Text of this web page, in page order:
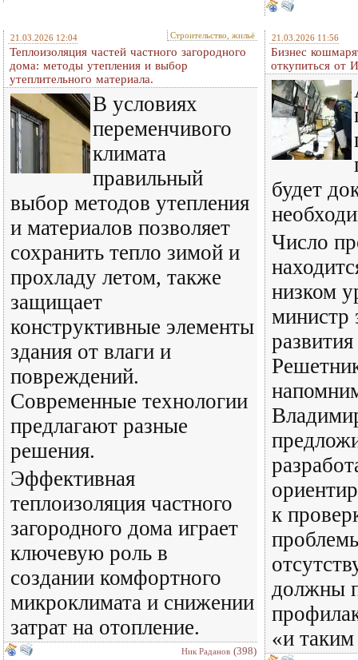
21.03.2026 12:04 Строительство, жильё
Теплоизоляция частей частного загородного
дома: методы утепления и выбор
утеплительного материала.
В условиях
переменчивого
климата
правильный
выбор методов утепления
и материалов позволяет
сохранить тепло зимой и
прохладу летом, также
защищает
конструктивные элементы
здания от влаги и
повреждений.
Современные технологии
предлагают разные
решения.
Эффективная
теплоизоляция частного
загородного дома играет
ключевую роль в
создании комфортного
микроклимата и снижении
затрат на отопление.
Ник Раданов (398)
21.03.2026 11:56
Бизнес
откупиться от
будет
Число
низком
министр
к
должны
«и